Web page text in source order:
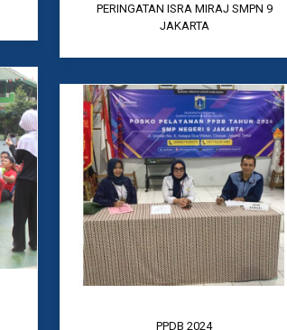
PERINGATAN ISRA MIRAJ SMPN 9
JAKARTA
PPDB 2024